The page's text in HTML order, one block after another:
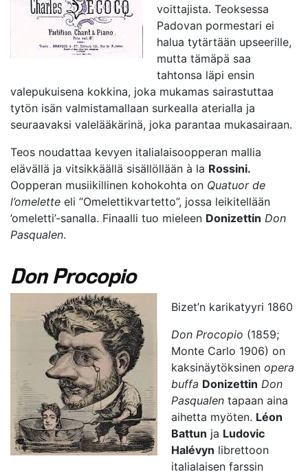
voittajista. Teoksessa
Padovan pormestari ei
halua tytärtään upseerille,
mutta tämäpä saa
tahtonsa läpi ensin
valepukuisena kokkina, joka mukamas sairastuttaa
tytön isän valmistamallaan surkealla aterialla ja
seuraavaksi valelääkärinä, joka parantaa mukasairaan.
Teos noudattaa kevyen italialaisoopperan mallia
elävällä ja vitsikkäällä sisällöllään à la Rossini.
Oopperan musiikillinen kohokohta on Quatuor de
l’omelette eli ”Omelettikvartetto”, jossa leikitellään
’omeletti’-sanalla. Finaalli tuo mieleen Donizettin Don
Pasqualen.
Don Procopio
Bizet’n karikatyyri 1860
Don Procopio (1859;
Monte Carlo 1906) on
kaksinäytöksinen opera
buffa Donizettin Don
Pasqualen tapaan aina
aihetta myöten. Léon
Battun ja Ludovic
Halévyn librettoon
italialaisen farssin